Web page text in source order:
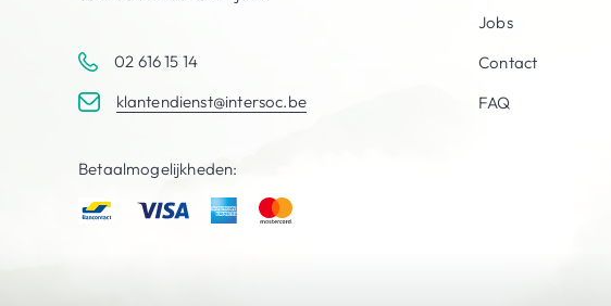
02 616 15 14
klantendienst@intersoc.be
Betaalmogelijkheden:
Jobs
Contact
FAQ